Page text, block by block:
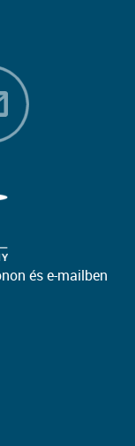
és e-mailben